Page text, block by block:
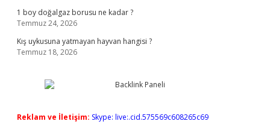
1 boy doğalgaz borusu ne kadar ?
Temmuz 24, 2026
Kış uykusuna yatmayan hayvan hangisi ?
Temmuz 18, 2026
Reklam ve İletişim: Skype: live:.cid.575569c608265c69